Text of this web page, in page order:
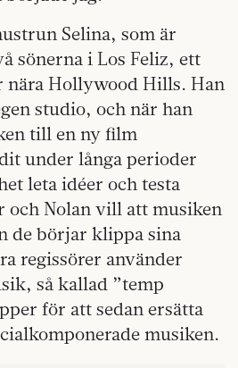
Selina, som är
sönerna i Los Feliz, ett
nära Hollywood Hills. Han
studio, och när han
till en ny film
under långa perioder
leta idéer och testa
och Nolan vill att musiken
de börjar klippa sina
regissörer använder
så kallad ”temp
för att sedan ersätta
musiken.